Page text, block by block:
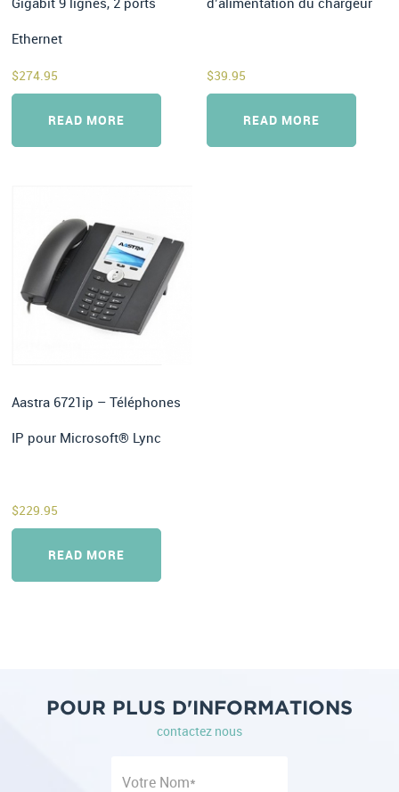
Gigabit 9 lignes, 2 ports
Ethernet
$274.95
READ MORE
d’alimentation du chargeur
$39.95
READ MORE
Aastra 6721ip – Téléphones
IP pour Microsoft® Lync
$229.95
READ MORE
POUR PLUS D'INFORMATIONS
contactez nous